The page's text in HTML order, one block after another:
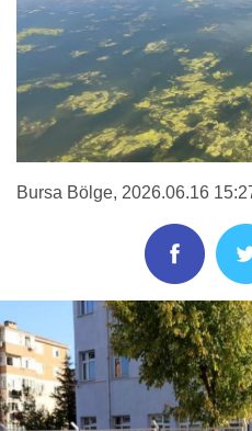
Bursa Bölge, 2026.06.16